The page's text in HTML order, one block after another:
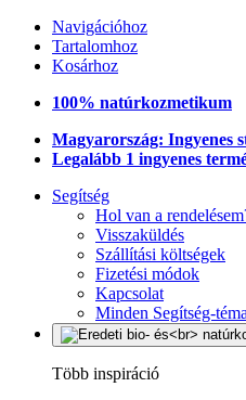
Navigációhoz
Tartalomhoz
Kosárhoz
100% natúrkozmetikum
Magyarország: Ingyenes
Legalább 1 ingyenes
Segítség
Hol van a
Visszaküldés
Szállítási költségek
Fizetési módok
Kapcsolat
Minden Segítség-téma
Több inspiráció